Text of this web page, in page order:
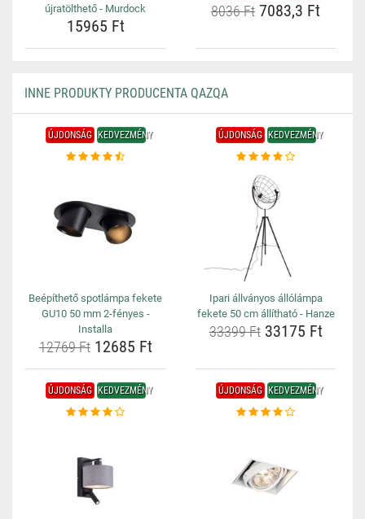
újratölthető - Murdock
15965 Ft
8036 Ft 7083,3 Ft
INNE PRODUKTY PRODUCENTA QAZQA
ÚJDONSÁG KEDVEZMÉNY
Beépíthető spotlámpa fekete
GU10 50 mm 2-fényes -
Installa
12769 Ft12685 Ft
ÚJDONSÁG KEDVEZMÉNY
Ipari állványos állólámpa
fekete 50 cm állítható - Hanze
33399 Ft33175 Ft
ÚJDONSÁG KEDVEZMÉNY ÚJDONSÁG KEDVEZMÉNY